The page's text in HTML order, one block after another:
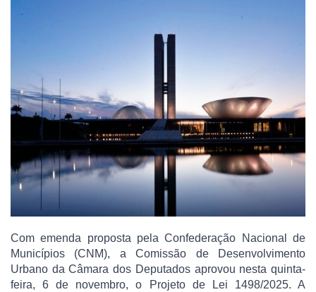
Com emenda proposta pela Confederação Nacional de
Municípios (CNM), a Comissão de Desenvolvimento
Urbano da Câmara dos Deputados aprovou nesta quinta-
feira, 6 de novembro, o Projeto de Lei 1498/2025. A